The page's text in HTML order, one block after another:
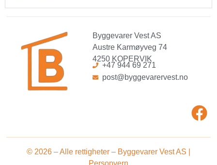
Byggevarer Vest AS
Austre Karmøyveg 74
4250 KOPERVIK
+47 944 69 271
post@byggevarervest.no
© 2026 – Alle rettigheter – Byggevarer Vest AS |
Personvern